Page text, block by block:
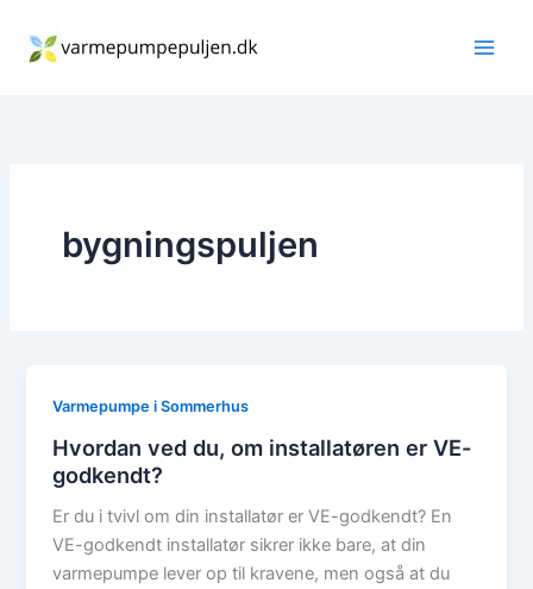
indholdet
bygningspuljen
Varmepumpe i Sommerhus
Hvordan ved du, om installatøren er VE-
godkendt?
Er du i tvivl om din installatør er VE-godkendt? En
VE-godkendt installatør sikrer ikke bare, at din
varmepumpe lever op til kravene, men også at du